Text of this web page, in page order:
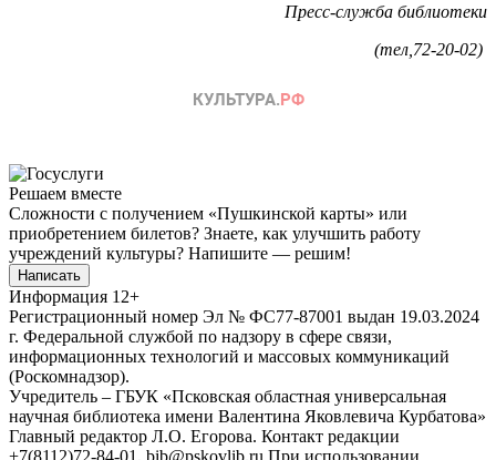
Пресс-служба библиотеки
(тел,72-20-02)
Решаем вместе
Сложности с получением «Пушкинской карты» или
приобретением билетов? Знаете, как улучшить работу
учреждений культуры? Напишите — решим!
Написать
Информация 12+
Регистрационный номер Эл № ФС77-87001 выдан 19.03.2024
г. Федеральной службой по надзору в сфере связи,
информационных технологий и массовых коммуникаций
(Роскомнадзор).
Учредитель – ГБУК «Псковская областная универсальная
научная библиотека имени Валентина Яковлевича Курбатова»
Главный редактор Л.О. Егорова. Контакт редакции
+7(8112)72-84-01, bib@pskovlib.ru При использовании